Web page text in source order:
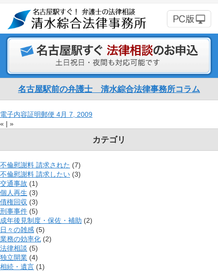
名古屋駅前の弁護士 清水綜合法律事務所コラム
電子内容証明郵便 4月 7, 2009
« | »
カテゴリ
不倫慰謝料 請求された (7)
不倫慰謝料 請求したい (3)
交通事故 (1)
個人再生 (3)
債権回収 (3)
刑事事件 (5)
成年後見制度・保佐・補助 (2)
日々の雑感 (5)
業務の効率化 (2)
法律相談 (5)
独立開業 (4)
相続・遺言 (1)